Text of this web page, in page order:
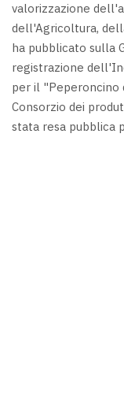
valorizzazione
dell'Agricoltura,
ha pubblicato sulla
registrazione
per il "Peperoncino
Consorzio dei
stata resa pubblica